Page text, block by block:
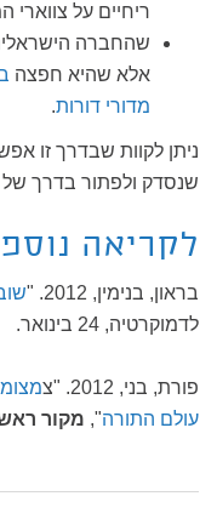
ריחיים על
שהחברה
אלא שהיא חפצה
מדורי דורות.
ניתן לקוות שבדרך זו
שנסדק ולפתור בדרך
לקריאה
בראון, בנימין, 2012. "
לדמוקרטיה, 24 בינואר.
פורת, בני, 2012. "צ
עולם התורה", מקור